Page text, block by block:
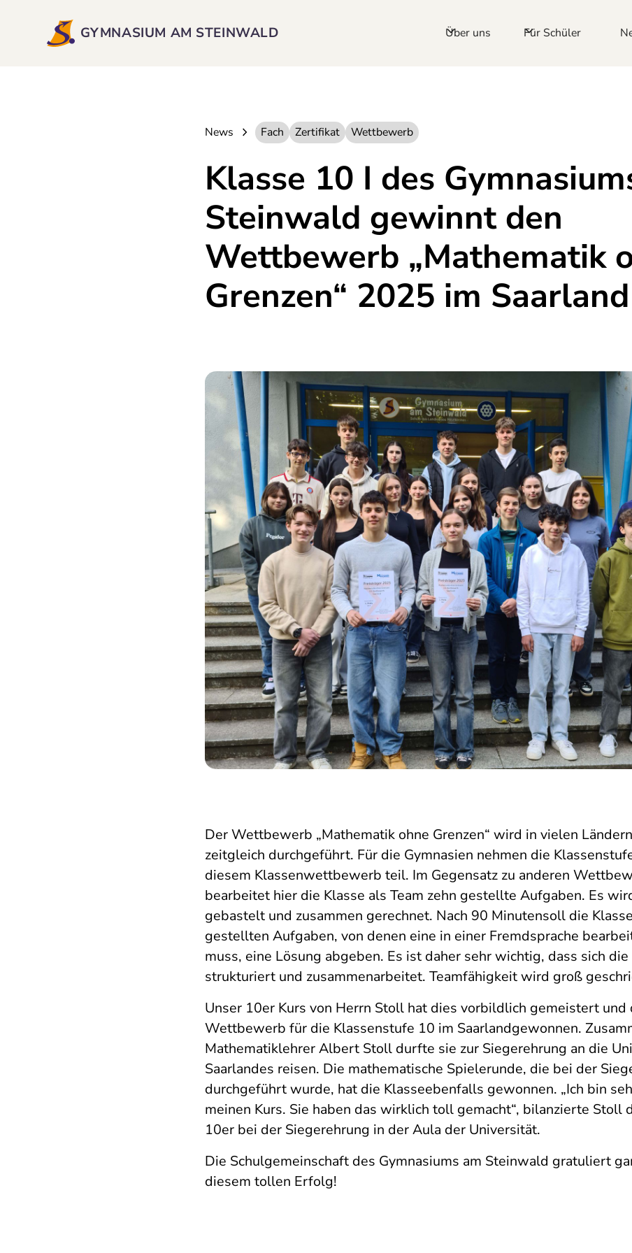
GYMNASIUM AM STEINWALD Über uns Für Schüler
News Fach Zertifikat Wettbewerb
Klasse 10 I des
Steinwald gewinnt den
Wettbewerb „Mathematik
Grenzen“ 2025 im Saarland
Der Wettbewerb „Mathematik ohne Grenzen“ wird in vielen
zeitgleich durchgeführt. Für die Gymnasien nehmen die
diesem Klassenwettbewerb teil. Im Gegensatz zu anderen
bearbeitet hier die Klasse als Team zehn gestellte Aufgaben. Es
gebastelt und zusammen gerechnet. Nach 90 Minutensoll die
gestellten Aufgaben, von denen eine in einer Fremdsprache
muss, eine Lösung abgeben. Es ist daher sehr wichtig, dass sich
strukturiert und zusammenarbeitet. Teamfähigkeit wird groß
Unser 10er Kurs von Herrn Stoll hat dies vorbildlich gemeistert und
Wettbewerb für die Klassenstufe 10 im Saarlandgewonnen.
Mathematiklehrer Albert Stoll durfte sie zur Siegerehrung an die
Saarlandes reisen. Die mathematische Spielerunde, die bei der
durchgeführt wurde, hat die Klasseebenfalls gewonnen. „Ich bin
meinen Kurs. Sie haben das wirklich toll gemacht“, bilanzierte Stoll
10er bei der Siegerehrung in der Aula der Universität.
Die Schulgemeinschaft des Gymnasiums am Steinwald gratuliert
diesem tollen Erfolg!